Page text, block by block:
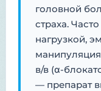
головной
страха.
нагрузкой,
в/в (α-
— препарат